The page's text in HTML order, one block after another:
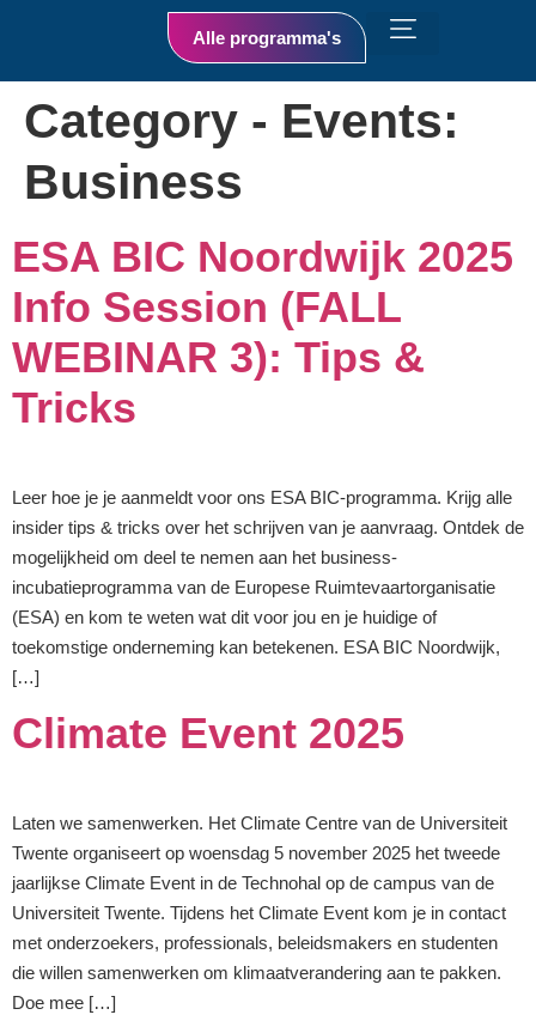
Alle programma's
Category - Events:
Business
ESA BIC Noordwijk 2025
Info Session (FALL
WEBINAR 3): Tips &
Tricks
Leer hoe je je aanmeldt voor ons ESA BIC-programma. Krijg alle
insider tips & tricks over het schrijven van je aanvraag. Ontdek de
mogelijkheid om deel te nemen aan het business-
incubatieprogramma van de Europese Ruimtevaartorganisatie
(ESA) en kom te weten wat dit voor jou en je huidige of
toekomstige onderneming kan betekenen. ESA BIC Noordwijk,
[…]
Climate Event 2025
Laten we samenwerken. Het Climate Centre van de Universiteit
Twente organiseert op woensdag 5 november 2025 het tweede
jaarlijkse Climate Event in de Technohal op de campus van de
Universiteit Twente. Tijdens het Climate Event kom je in contact
met onderzoekers, professionals, beleidsmakers en studenten
die willen samenwerken om klimaatverandering aan te pakken.
Doe mee […]